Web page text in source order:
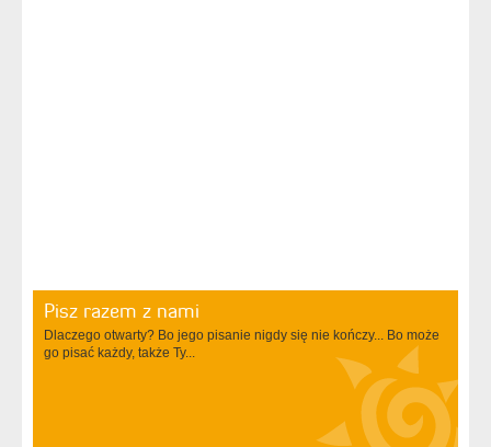
Pisz razem z nami
Dlaczego otwarty? Bo jego pisanie nigdy się nie kończy... Bo może
go pisać każdy, także Ty...